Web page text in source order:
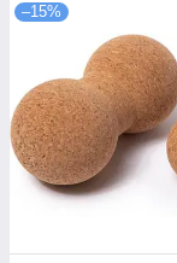
–15%